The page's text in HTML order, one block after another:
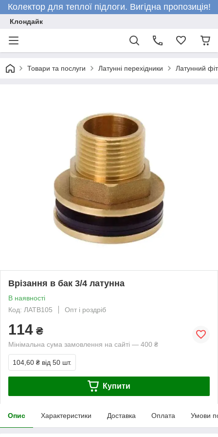
Колектор для теплої підлоги. Вигідна пропозиція!
Клондайк
Товари та послуги Латунні перехідники Латунний
Врізання в бак 3/4 латунна
В наявності
Код: ЛАТВ105
Опт і роздріб
114 ₴
Мінімальна сума замовлення на сайті — 400 ₴
104,60 ₴ від 50 шт.
Купити
Опис Характеристики Доставка Оплата Умови